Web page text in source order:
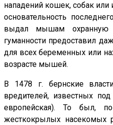
нападений кошек, собак или
основательность
выдал мышам охранную
гуманности предоставил
для всех беременных или
возрасте мышей.
В 1478 г. бернские
вредителей, известных
европейская). То был,
жесткокрылых насекомых